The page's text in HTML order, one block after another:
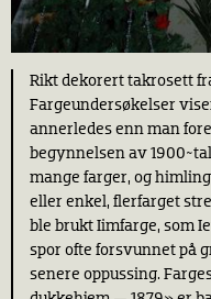
Rikt dekorert takrosett
Fargeundersøkelser
annerledes enn man
begynnelsen av
mange farger, og
eller enkel, flerfarget
ble brukt Iimfarge, som
spor ofte forsvunnet på
senere oppussing.